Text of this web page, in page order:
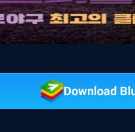
Download